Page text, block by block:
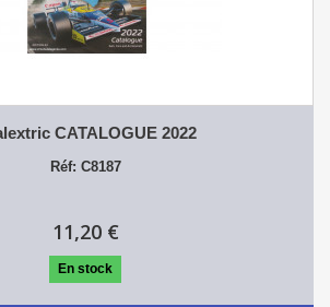
CATALOGUE 2022
Réf: C8187
11,20 €
En stock